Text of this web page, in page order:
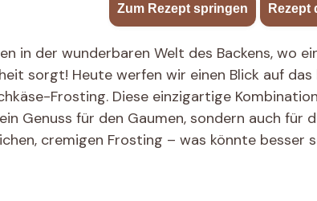
Zum Rezept springen Rezept
in der wunderbaren Welt des Backens, wo
sorgt! Heute werfen wir einen Blick auf
Frosting. Diese einzigartige
Genuss für den Gaumen, sondern auch für
cremigen Frosting – was könnte besser